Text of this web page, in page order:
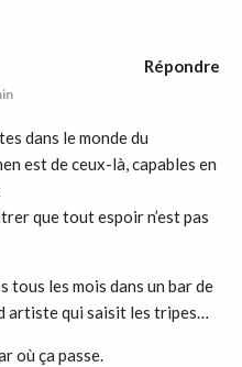
dans le monde du
est de ceux-là, capables en
que tout espoir n’est pas
tous les mois dans un bar de
artiste qui saisit les tripes…
où ça passe.
Répondre